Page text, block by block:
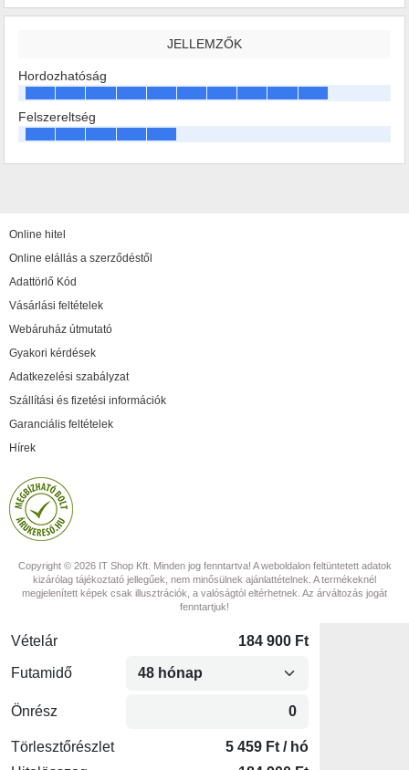
JELLEMZŐK
Hordozhatóság
Felszereltség
Online hitel
Online elállás a szerződéstől
Adattörlő Kód
Vásárlási feltételek
Webáruház útmutató
Gyakori kérdések
Adatkezelési szabályzat
Szállítási és fizetési információk
Garanciális feltételek
Hírek
Copyright © 2026 IT Shop Kft. Minden jog fenntartva! A weboldalon feltüntetett adatok
kizárólag tájékoztató jellegűek, nem minősülnek ajánlattételnek. A termékeknél
megjelenített képek csak illusztrációk, a valóságtól eltérhetnek. Az árváltozás jogát
fenntartjuk!